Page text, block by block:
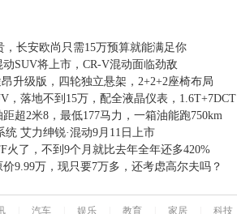
，长安欧尚只需15万预算就能满足你
SUV将上市，CR-V混动面临劲敌
升级版，四轮独立悬架，2+2+2座椅布局
，落地不到15万，配全液晶仪表，1.6T+7DCT
超2米8，最低177马力，一箱油能跑750km
艾力绅锐·混动9月11日上市
火了，不到9个月就比去年全年还多420%
9.99万，现只要7万多，还考虑高尔夫吗？
汽车 娱乐 教育 家居 科技